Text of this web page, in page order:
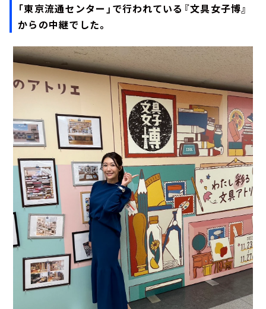
「東京流通センター」で行われている『文具女子博』
からの中継でした。